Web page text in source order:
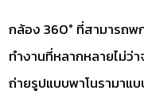
กล้อง 360° ที่สามารถ
ทำงานที่หลากหลายไม่ว่
ถ่ายรูปแบบพาโนรามาแ